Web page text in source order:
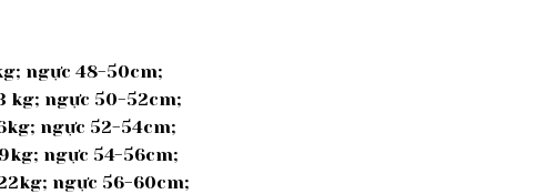
ngực 48-50cm;
kg; ngực 50-52cm;
ngực 52-54cm;
ngực 54-56cm;
ngực 56-60cm;